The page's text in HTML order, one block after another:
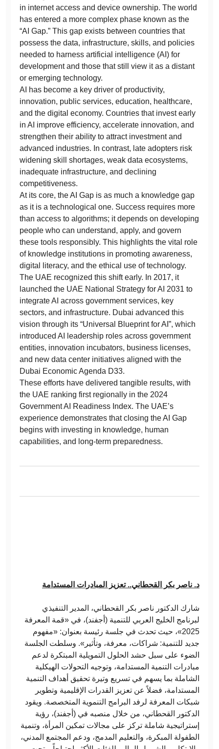
in internet access and device ownership. The world
has entered a more complex phase known as the
“AI Gap.” This gap exists between countries that
possess the data, infrastructure, skills, and policies
needed to harness artificial intelligence (AI) for
development and those that still view it as a distant
or emerging technology.
AI has become a key driver of productivity,
innovation, public services, education, healthcare,
and the digital economy. Countries that invest early
in AI improve efficiency, accelerate innovation, and
strengthen their ability to attract investment and
advanced industries. In contrast, late adopters risk
widening skill shortages, weak data ecosystems,
inadequate infrastructure, and declining
competitiveness.
At its core, the AI Gap is as much a knowledge gap
as it is a technological one. Success requires more
than access to algorithms; it depends on developing
people who can understand, apply, and govern
these tools responsibly. This highlights the vital role
of knowledge institutions in promoting awareness,
digital literacy, and the ethical use of technology.
The UAE recognized this shift early. In 2017, it
launched the UAE National Strategy for AI 2031 to
integrate AI across government services, key
sectors, and infrastructure. Dubai advanced this
vision through its “Universal Blueprint for AI”, which
introduced AI leadership roles across government
entities, innovation incubators, business licenses,
and new data center initiatives aligned with the
Dubai Economic Agenda D33.
These efforts have delivered tangible results, with
the UAE ranking first regionally in the 2024
Government AI Readiness Index. The UAE’s
experience demonstrates that closing the AI Gap
begins with investing in knowledge, human
capabilities, and long-term preparedness.
د. ناصر بكر القحطاني.. تعزيز المبادرات المستدامة
شارك الدكتور ناصر بكر القحطاني، المدير التنفيذي
لبرنامج الخليج العربي للتنمية (أجفند)، في «قمة المعرفة
2025»، حيث تحدث في جلسة رئيسة بعنوان: «مفهوم
جديد للتنمية: شراكات، معرفة، وتأثير». وسلطت الجلسة
الضوء على سبل حشد الحلول التمويلية المبتكرة لدعم
مبادرات التنمية المستدامة، وتوجيه التحولات الهيكلية
الشاملة بما يسهم في تسريع وتيرة تحقيق أهداف التنمية
المستدامة، فضلاً عن تعزيز القدرات الإقليمية وتطوير
شبكات المعرفة لرفد البرامج التنموية المتخصصة. ويقود
الدكتور القحطاني، من خلال منصبه في (أجفند)، رؤية
إستراتيجية شاملة تركز على مجالات تمكين المرأة، وتنمية
الطفولة المبكرة، والتعليم المدمج، ودعم المجتمع المدني،